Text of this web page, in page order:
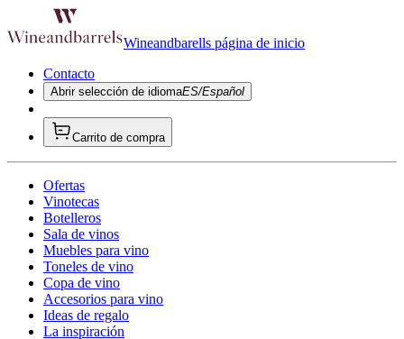
Wineandbarells página de inicio
Contacto
Abrir selección de idiomaES/Español
Carrito de compra
Ofertas
Vinotecas
Botelleros
Sala de vinos
Muebles para vino
Toneles de vino
Copa de vino
Accesorios para vino
Ideas de regalo
La inspiración